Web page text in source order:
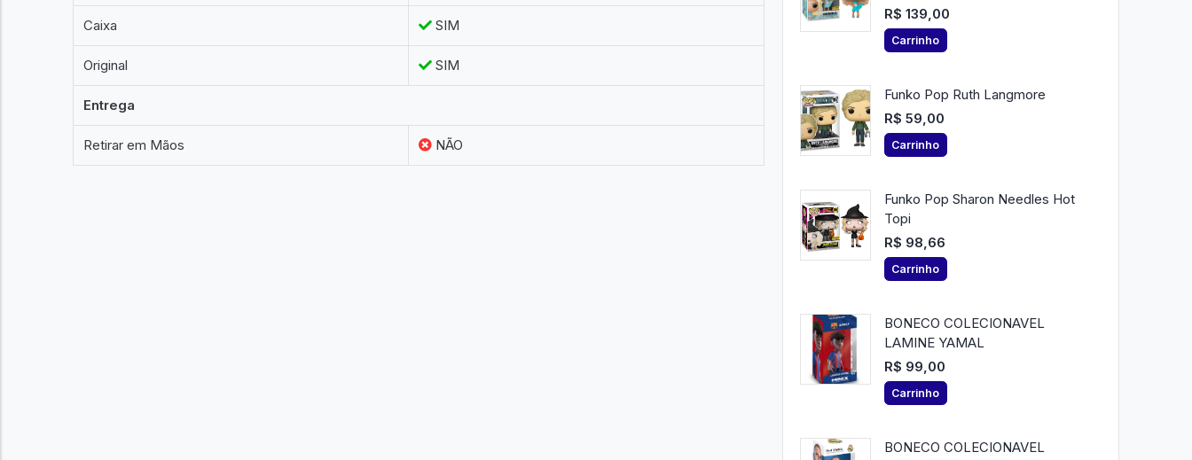
Caixa SIM
Original SIM
Entrega
Retirar em Mãos NÃO
R$ 139,00
Carrinho
Funko Pop Ruth Langmore
R$ 59,00
Carrinho
Funko Pop Sharon Needles Hot
Topi
R$ 98,66
Carrinho
BONECO COLECIONAVEL
LAMINE YAMAL
R$ 99,00
Carrinho
BONECO COLECIONAVEL